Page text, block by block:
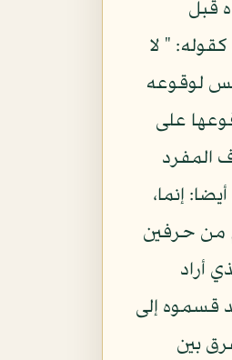
قبل
" لا
جنس لوقوعه
في خطبته فوقوعها على
المفرد
إنما،
من حرفين
أراد
قسموه إلى
بين